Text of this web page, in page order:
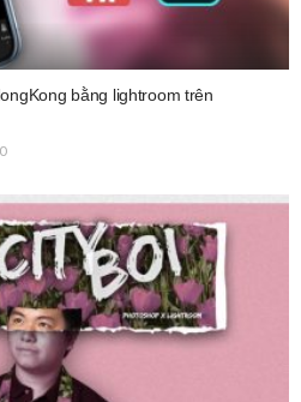
bằng lightroom trên